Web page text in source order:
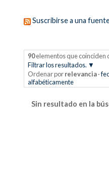
Suscribirse a una
90elementos que coinciden
Filtrar los resultados.
Ordenar por relevancia ·
alfabéticamente
Sin resultado en la